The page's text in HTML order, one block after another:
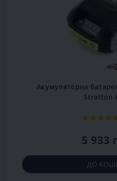
Акумуляторна
Stratton
5 933
ДО